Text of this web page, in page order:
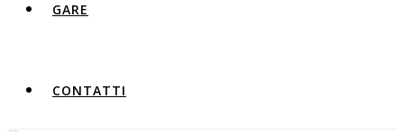
GARE
CONTATTI
INVENTARIA